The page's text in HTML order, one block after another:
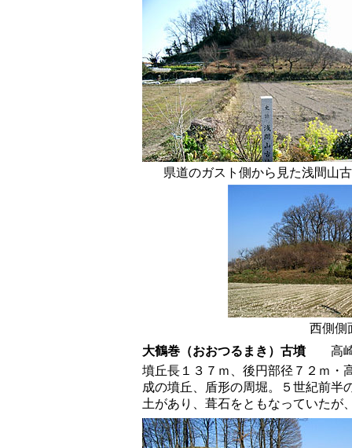
県道のガスト側から見た浅間山
西側側
大鶴巻 （おおつるまき）古墳高崎
墳丘長１３７ｍ、後円部径７２ｍ・
成の墳丘、盾形の周堀。５世紀前半
土があり、葺石をともなっていたが